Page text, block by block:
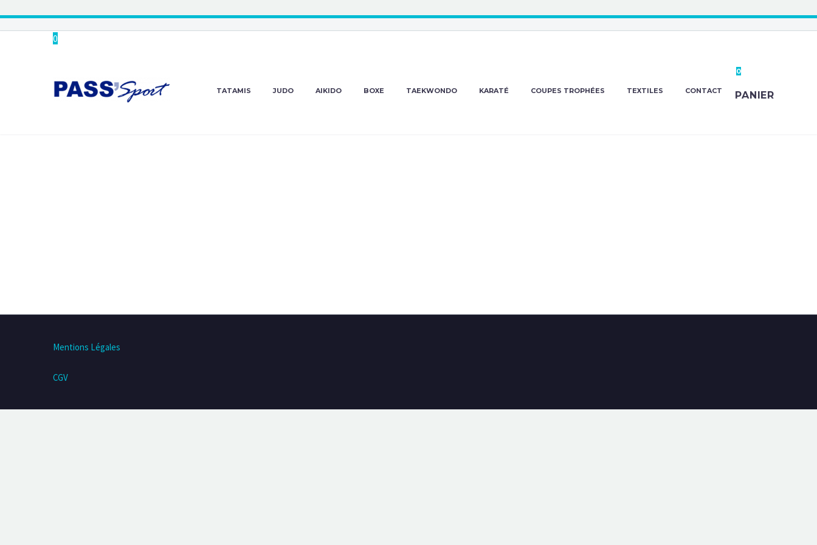
0
TATAMIS JUDO AIKIDO BOXE TAEKWONDO KARATÉ COUPES TROPHÉES TEXTILES CONTACT
0
PANIER
Mentions Légales
CGV